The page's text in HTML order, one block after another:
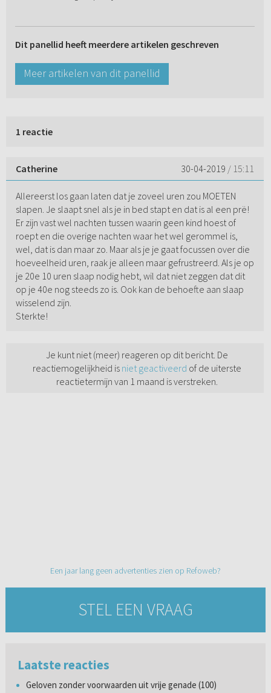
Dit panellid heeft meerdere artikelen geschreven
Meer artikelen van dit panellid
1 reactie
Catherine 30-04-2019 / 15:11
Allereerst los gaan laten dat je zoveel uren zou MOETEN
slapen. Je slaapt snel als je in bed stapt en dat is al een prë!
Er zijn vast wel nachten tussen waarin geen kind hoest of
roept en die overige nachten waar het wel gerommel is,
wel, dat is dan maar zo. Maar als je je gaat focussen over die
hoeveelheid uren, raak je alleen maar gefrustreerd. Als je op
je 20e 10 uren slaap nodig hebt, wil dat niet zeggen dat dit
op je 40e nog steeds zo is. Ook kan de behoefte aan slaap
wisselend zijn.
Sterkte!
Je kunt niet (meer) reageren op dit bericht. De
reactiemogelijkheid is niet geactiveerd of de uiterste
reactietermijn van 1 maand is verstreken.
Een jaar lang geen advertenties zien op Refoweb?
STEL EEN VRAAG
Laatste reacties
Geloven zonder voorwaarden uit vrije genade (100)